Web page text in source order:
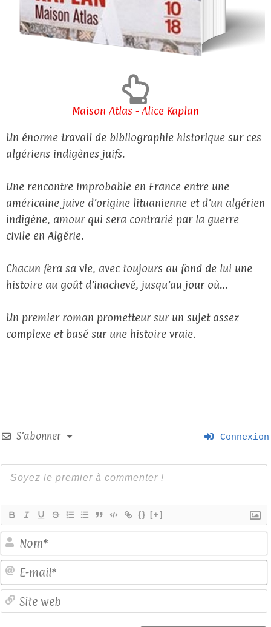
Maison Atlas - Alice Kaplan
Un énorme travail de bibliographie historique sur ces
algériens indigènes juifs.
Une rencontre improbable en France entre une
américaine juive d’origine lituanienne et d’un algérien
indigène, amour qui sera contrarié par la guerre
civile en Algérie.
Chacun fera sa vie, avec toujours au fond de lui une
histoire au goût d’inachevé, jusqu’au jour où…
Un premier roman prometteur sur un sujet assez
complexe et basé sur une histoire vraie.
S’abonner Connexion
{} [+]